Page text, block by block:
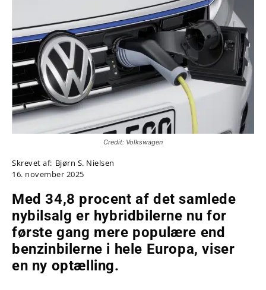
Credit: Volkswagen
Skrevet af: Bjørn S. Nielsen
16. november 2025
Med 34,8 procent af det samlede
nybilsalg er hybridbilerne nu for
første gang mere populære end
benzinbilerne i hele Europa, viser
en ny optælling.